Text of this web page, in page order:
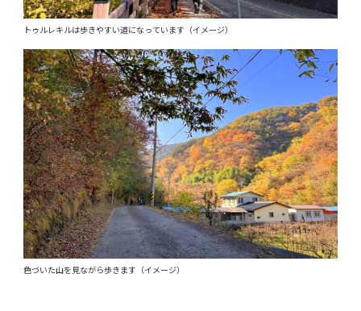
トゥルレキルは歩きやすい道になっています（イメージ）
色づいた山を見ながら歩きます（イメージ）